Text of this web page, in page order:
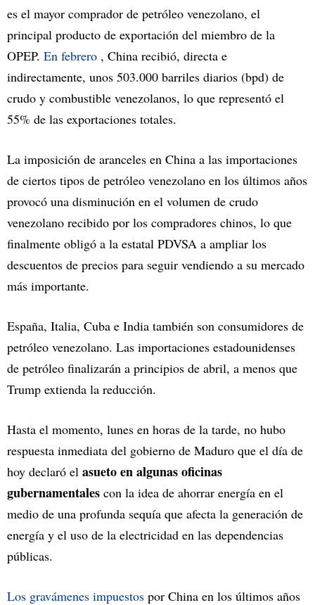
es el mayor comprador de petróleo venezolano, el
principal producto de exportación del miembro de la
OPEP. En febrero , China recibió, directa e
indirectamente, unos 503.000 barriles diarios (bpd) de
crudo y combustible venezolanos, lo que representó el
55% de las exportaciones totales.
La imposición de aranceles en China a las importaciones
de ciertos tipos de petróleo venezolano en los últimos años
provocó una disminución en el volumen de crudo
venezolano recibido por los compradores chinos, lo que
finalmente obligó a la estatal PDVSA a ampliar los
descuentos de precios para seguir vendiendo a su mercado
más importante.
España, Italia, Cuba e India también son consumidores de
petróleo venezolano. Las importaciones estadounidenses
de petróleo finalizarán a principios de abril, a menos que
Trump extienda la reducción.
Hasta el momento, lunes en horas de la tarde, no hubo
respuesta inmediata del gobierno de Maduro que el día de
hoy declaró el asueto en algunas oficinas
gubernamentales con la idea de ahorrar energía en el
medio de una profunda sequía que afecta la generación de
energía y el uso de la electricidad en las dependencias
públicas.
Los gravámenes impuestos por China en los últimos años